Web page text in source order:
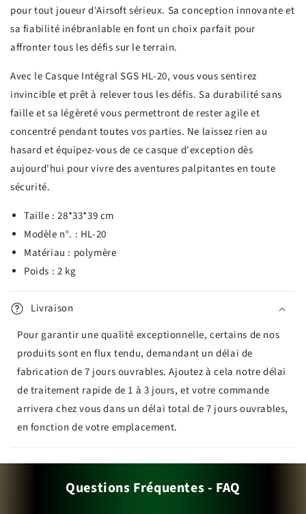
pour tout joueur d'Airsoft sérieux. Sa conception innovante et
sa fiabilité inébranlable en font un choix parfait pour
affronter tous les défis sur le terrain.
Avec le Casque Intégral SGS HL-20, vous vous sentirez
invincible et prêt à relever tous les défis. Sa durabilité sans
faille et sa légèreté vous permettront de rester agile et
concentré pendant toutes vos parties. Ne laissez rien au
hasard et équipez-vous de ce casque d'exception dès
aujourd'hui pour vivre des aventures palpitantes en toute
sécurité.
Taille : 28*33*39 cm
Modèle n°. : HL-20
Matériau : polymère
Poids : 2 kg
Livraison
Pour garantir une qualité exceptionnelle, certains de nos
produits sont en flux tendu, demandant un délai de
fabrication de 7 jours ouvrables. Ajoutez à cela notre délai
de traitement rapide de 1 à 3 jours, et votre commande
arrivera chez vous dans un délai total de 7 jours ouvrables,
en fonction de votre emplacement.
Questions Fréquentes - FAQ